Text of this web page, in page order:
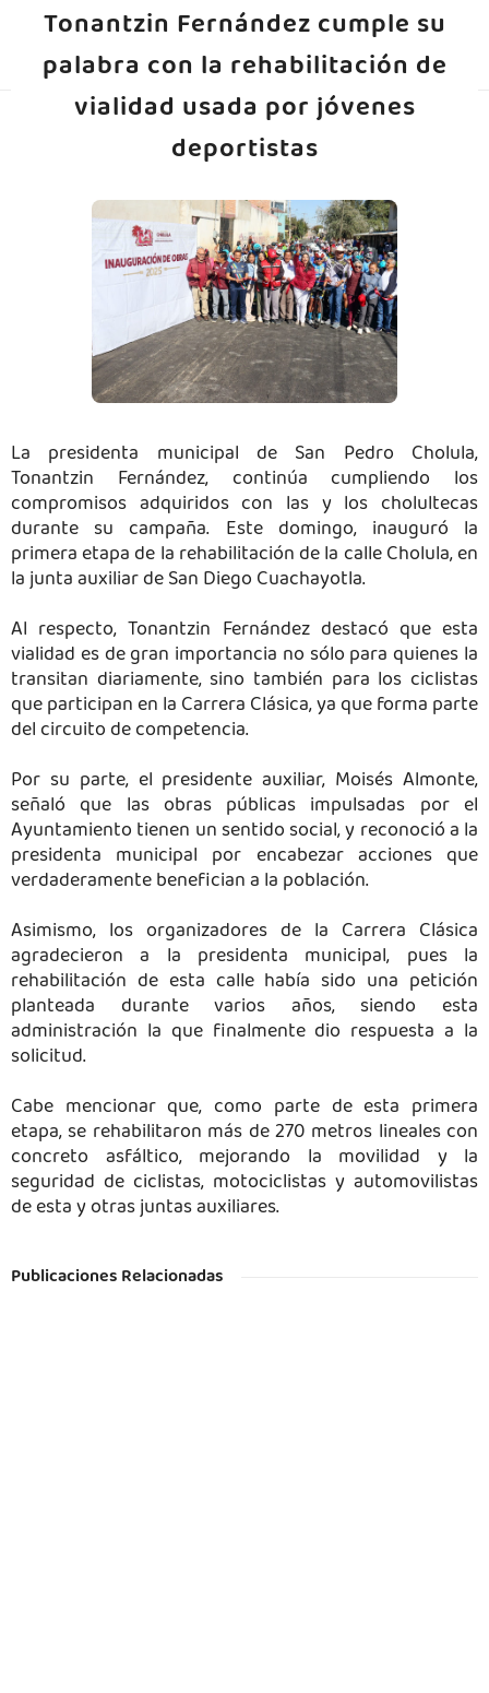
Tonantzin Fernández cumple su
palabra con la rehabilitación de
vialidad usada por jóvenes
deportistas
La presidenta municipal de San Pedro Cholula,
Tonantzin Fernández, continúa cumpliendo los
compromisos adquiridos con las y los cholultecas
durante su campaña. Este domingo, inauguró la
primera etapa de la rehabilitación de la calle Cholula, en
la junta auxiliar de San Diego Cuachayotla.
Al respecto, Tonantzin Fernández destacó que esta
vialidad es de gran importancia no sólo para quienes la
transitan diariamente, sino también para los ciclistas
que participan en la Carrera Clásica, ya que forma parte
del circuito de competencia.
Por su parte, el presidente auxiliar, Moisés Almonte,
señaló que las obras públicas impulsadas por el
Ayuntamiento tienen un sentido social, y reconoció a la
presidenta municipal por encabezar acciones que
verdaderamente benefician a la población.
Asimismo, los organizadores de la Carrera Clásica
agradecieron a la presidenta municipal, pues la
rehabilitación de esta calle había sido una petición
planteada durante varios años, siendo esta
administración la que finalmente dio respuesta a la
solicitud.
Cabe mencionar que, como parte de esta primera
etapa, se rehabilitaron más de 270 metros lineales con
concreto asfáltico, mejorando la movilidad y la
seguridad de ciclistas, motociclistas y automovilistas
de esta y otras juntas auxiliares.
Publicaciones Relacionadas